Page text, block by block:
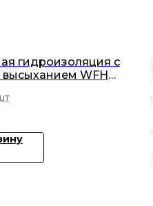
гидроизоляция с
WFH